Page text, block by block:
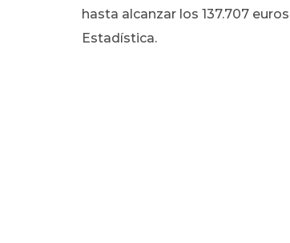
hasta alcanzar los 137.707
Estadística.